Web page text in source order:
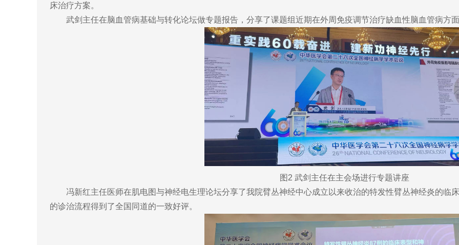
床治疗方案。
武剑主任在脑血管病基础与转化论坛做专题报告，分享了课题组近期在外周免疫调节治疗缺血性脑血管病方
图2 武剑主任在主会场进行专题讲座
冯新红主任医师在肌电图与神经电生理论坛分享了我院臂丛神经中心成立以来收治的特发性臂丛神经炎的临
的诊治流程得到了全国同道的一致好评。